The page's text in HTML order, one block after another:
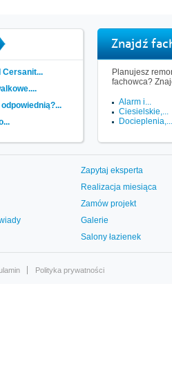
Cersanit...
Znajdź
Planujesz
fachowca?
Alarm i...
Ciesielskie,...
Docieplenia,...
Zapytaj eksperta
Realizacja miesiąca
Zamów projekt
Galerie
Salony łazienek
Polityka prywatności